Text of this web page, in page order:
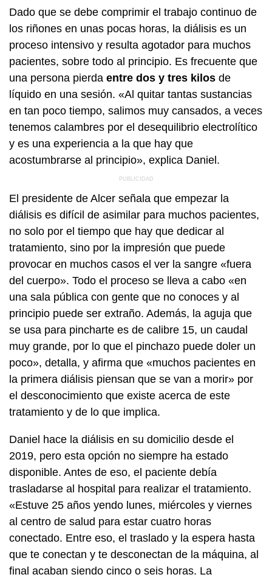
Dado que se debe comprimir el trabajo continuo de
los riñones en unas pocas horas, la diálisis es un
proceso intensivo y resulta agotador para muchos
pacientes, sobre todo al principio. Es frecuente que
una persona pierda entre dos y tres kilos de
líquido en una sesión. «Al quitar tantas sustancias
en tan poco tiempo, salimos muy cansados, a veces
tenemos calambres por el desequilibrio electrolítico
y es una experiencia a la que hay que
acostumbrarse al principio», explica Daniel.
El presidente de Alcer señala que empezar la
diálisis es difícil de asimilar para muchos pacientes,
no solo por el tiempo que hay que dedicar al
tratamiento, sino por la impresión que puede
provocar en muchos casos el ver la sangre «fuera
del cuerpo». Todo el proceso se lleva a cabo «en
una sala pública con gente que no conoces y al
principio puede ser extraño. Además, la aguja que
se usa para pincharte es de calibre 15, un caudal
muy grande, por lo que el pinchazo puede doler un
poco», detalla, y afirma que «muchos pacientes en
la primera diálisis piensan que se van a morir» por
el desconocimiento que existe acerca de este
tratamiento y de lo que implica.
Daniel hace la diálisis en su domicilio desde el
2019, pero esta opción no siempre ha estado
disponible. Antes de eso, el paciente debía
trasladarse al hospital para realizar el tratamiento.
«Estuve 25 años yendo lunes, miércoles y viernes
al centro de salud para estar cuatro horas
conectado. Entre eso, el traslado y la espera hasta
que te conectan y te desconectan de la máquina, al
final acaban siendo cinco o seis horas. La